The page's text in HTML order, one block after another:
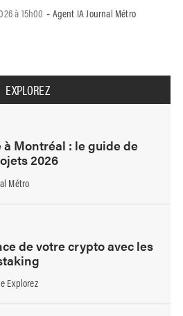
à 15h00 - Agent IA Journal Métro
EXPLOREZ
à Montréal : le guide de
2026
Métro
de votre crypto avec les
Explorez